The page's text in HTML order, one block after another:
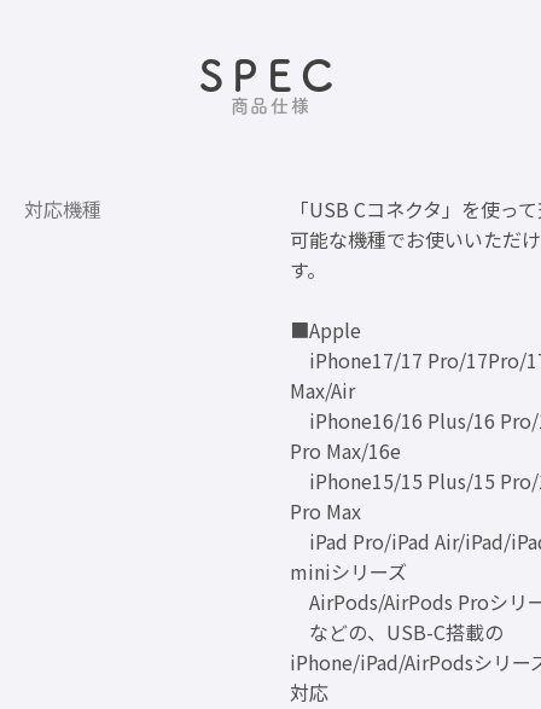
SPEC
商品仕様
対応機種
「USB Cコネクタ」を使っ
可能な機種でお使いいただ
す。
■Apple
iPhone17/17 Pro/17Pro/
Max/Air
iPhone16/16 Plus/16
Pro Max/16e
iPhone15/15 Plus/15
Pro Max
iPad Pro/iPad Air/iPad/
miniシリーズ
AirPods/AirPods Proシリ
などの、USB-C搭載の
iPhone/iPad/AirPodsシリー
対応